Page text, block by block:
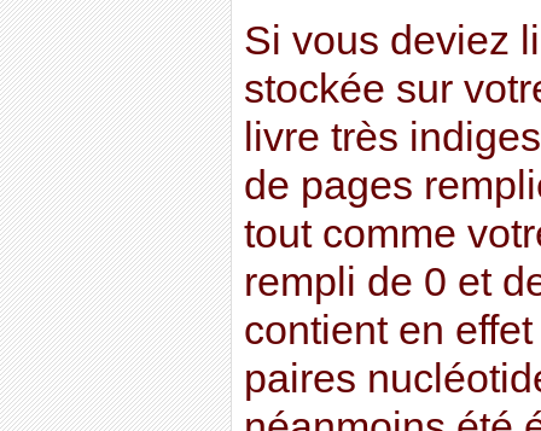
Si vous deviez
stockée sur
livre très
de pages
tout comme
rempli de 0 et
contient en
paires